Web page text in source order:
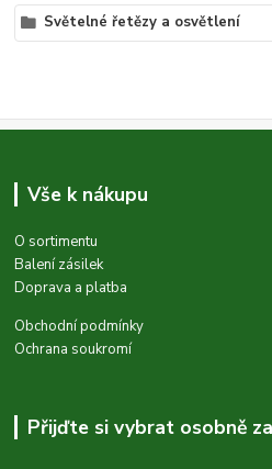
Světelné řetězy a osvětlení
Vše k nákupu
O sortimentu
Balení zásilek
Doprava a platba
Obchodní podmínky
Ochrana soukromí
Přijďte si vybrat osobně